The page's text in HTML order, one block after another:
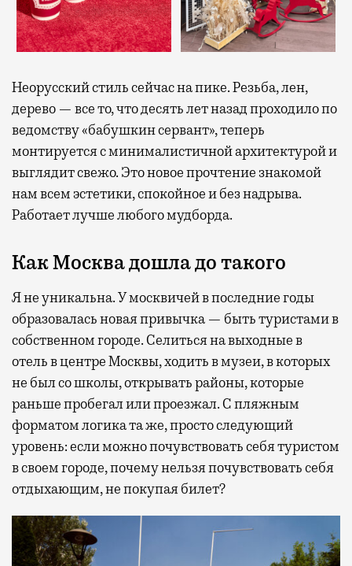
Неорусский стиль сейчас на пике. Резьба, лен,
дерево — все то, что десять лет назад проходило по
ведомству «бабушкин сервант», теперь
монтируется с минималистичной архитектурой и
выглядит свежо. Это новое прочтение знакомой
нам всем эстетики, спокойное и без надрыва.
Работает лучше любого мудборда.
Как Москва дошла до такого
Я не уникальна. У москвичей в последние годы
образовалась новая привычка — быть туристами в
собственном городе. Селиться на выходные в
отель в центре Москвы, ходить в музеи, в которых
не был со школы, открывать районы, которые
раньше пробегал или проезжал. С пляжным
форматом логика та же, просто следующий
уровень: если можно почувствовать себя туристом
в своем городе, почему нельзя почувствовать себя
отдыхающим, не покупая билет?